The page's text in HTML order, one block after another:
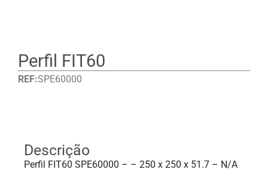
Perfil FIT60
REF:SPE60000
Descrição
Perfil FIT60 SPE60000 – – 250 x 250 x 51.7 – N/A